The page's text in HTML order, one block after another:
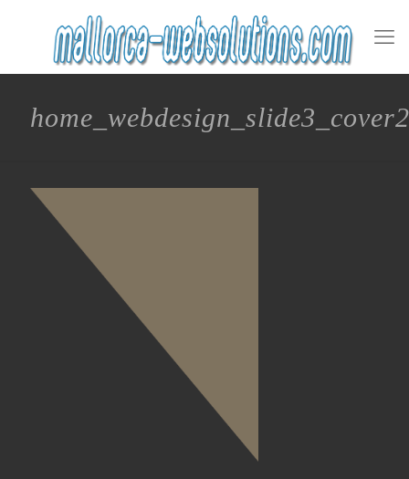
home_webdesign_slide3_cover2